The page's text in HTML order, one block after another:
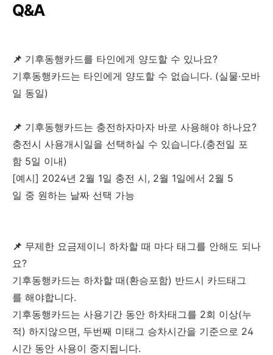
Q&A
📌 기후동행카드를 타인에게 양도할 수 있나요?
기후동행카드는 타인에게 양도할 수 없습니다. (실물·모바
일 동일)
📌 기후동행카드는 충전하자마자 바로 사용해야 하나요?
충전시 사용개시일을 선택하실 수 있습니다.(충전일 포
함 5일 이내)
[예시] 2024년 2월 1일 충전 시, 2월 1일에서 2월 5
일 중 원하는 날짜 선택 가능
📌 무제한 요금제이니 하차할 때 마다 태그를 안해도 되나
요?
기후동행카드는 하차할 때(환승포함) 반드시 카드태그
를 해야합니다.
기후동행카드는 사용기간 동안 하차태그를 2회 이상(누
적) 하지않으면, 두번째 미태그 승차시간을 기준으로 24
시간 동안 사용이 중지됩니다.